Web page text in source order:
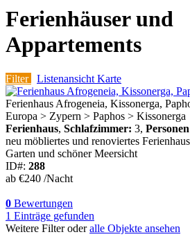
Ferienhäuser und
Appartements
Filter Listenansicht Karte
Ferienhaus Afrogeneia, Kissonerga,
Europa > Zypern > Paphos > Kissonerga
Ferienhaus, Schlafzimmer: 3,
neu möbliertes und renoviertes
Garten und schöner Meersicht
ID#: 288
ab €240 /Nacht
0 Bewertungen
1 Einträge gefunden
Weitere Filter oderalle Objekte ansehen